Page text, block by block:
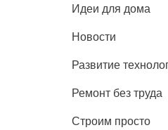
Идеи для дома
Новости
Развитие
Ремонт без труда
Строим просто